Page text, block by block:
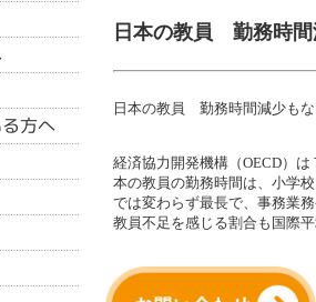
日本の教員 勤務時間
日本の教員 勤務時間減少も
経済協力開発機構（OECD）
本の教員の勤務時間は、小学
では変わらず最長で、事務業
教員不足を感じる割合も国際